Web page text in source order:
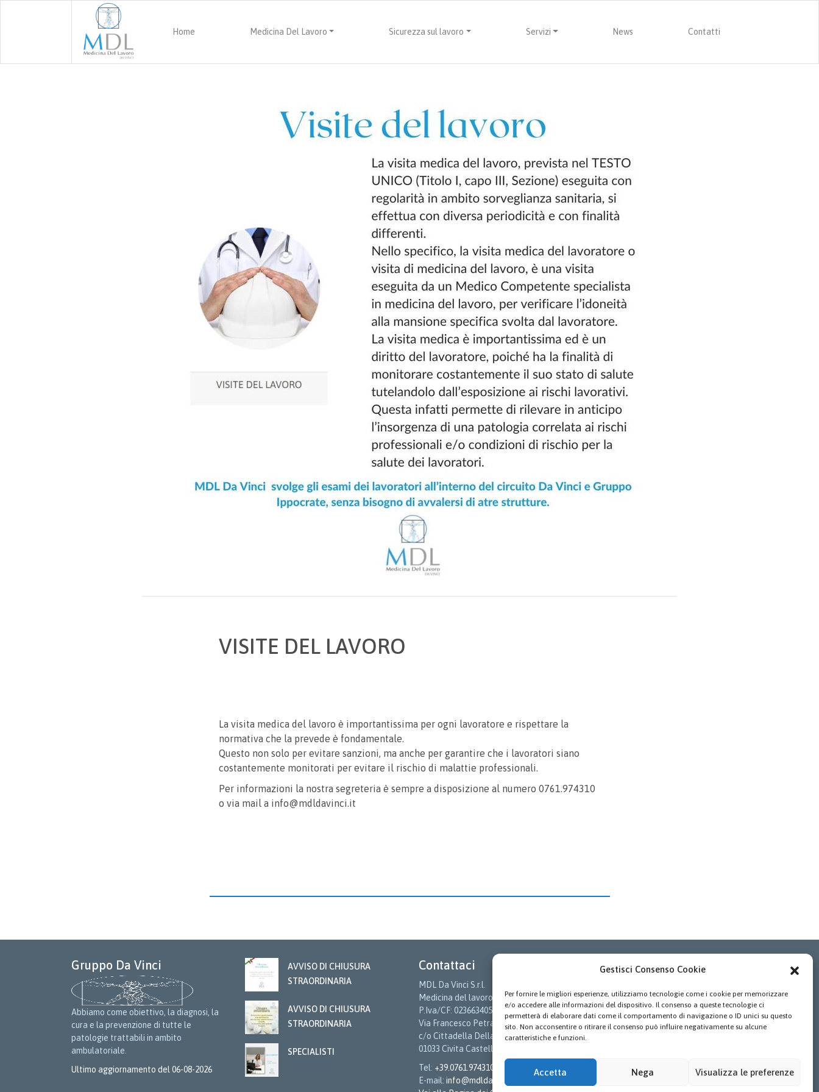
Gestisci Consenso Cookie
Per fornire le migliori esperienze, utilizziamo tecnologie come i cookie per memorizzare
e/o accedere alle informazioni del dispositivo. Il consenso a queste tecnologie ci
permetterà di elaborare dati come il comportamento di navigazione o ID unici su questo
sito. Non acconsentire o ritirare il consenso può influire negativamente su alcune
caratteristiche e funzioni.
Accetta Nega Visualizza le preferenze
Home Medicina Del Lavoro Sicurezza sul lavoro Servizi News Contatti
VISITE DEL LAVORO
La visita medica del lavoro è importantissima per ogni lavoratore e rispettare la
normativa che la prevede è fondamentale.
Questo non solo per evitare sanzioni, ma anche per garantire che i lavoratori siano
costantemente monitorati per evitare il rischio di malattie professionali.
Per informazioni la nostra segreteria è sempre a disposizione al numero 0761.974310
o via mail a info@mdldavinci.it
Gruppo Da Vinci
Abbiamo come obiettivo, la diagnosi, la
cura e la prevenzione di tutte le
patologie trattabili in ambito
ambulatoriale.
Ultimo aggiornamento del 06-08-2026
AVVISO DI CHIUSURA
STRAORDINARIA
AVVISO DI CHIUSURA
STRAORDINARIA
SPECIALISTI
Contattaci
MDL Da Vinci S.r.l.
Medicina del lavoro
P.Iva/CF: 02366340566
Via Francesco Petrarca snc
c/o Cittadella Della Salute
01033 Civita Castellana (VT)
Tel: +39.0761.974310
E-mail: info@mdldavinci.it
Privacy Policy
sulla Privacy Policy
Cookie Policy
Leggi il testo completo dell’informativa